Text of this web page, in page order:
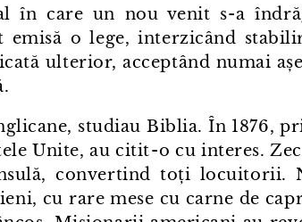
în care un nou venit s⁠-⁠a
o lege, interzicând
ulterior, acceptând numai
studiau Biblia. În 1876,
Unite, au citit⁠-⁠o cu interes.
convertind toți locuitorii.
cu rare mese cu carne de